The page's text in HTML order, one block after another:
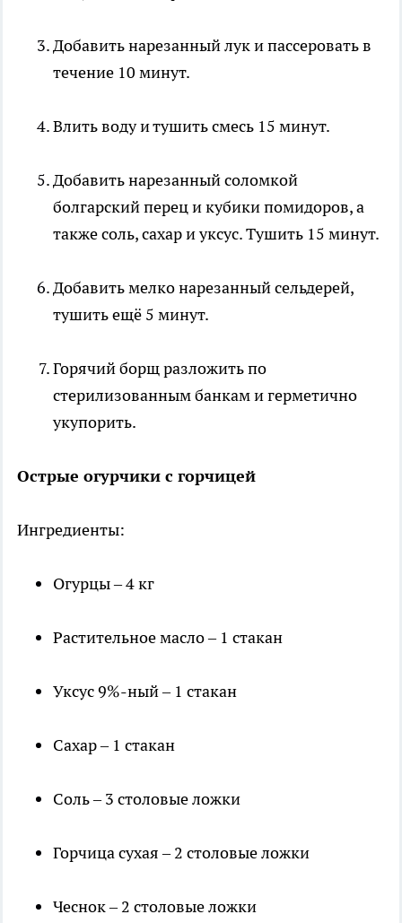
Добавить нарезанный лук и пассеровать в
течение 10 минут.
Влить воду и тушить смесь 15 минут.
Добавить нарезанный соломкой
болгарский перец и кубики помидоров, а
также соль, сахар и уксус. Тушить 15 минут.
Добавить мелко нарезанный сельдерей,
тушить ещё 5 минут.
Горячий борщ разложить по
стерилизованным банкам и герметично
укупорить.
Острые огурчики с горчицей
Ингредиенты:
Огурцы – 4 кг
Растительное масло – 1 стакан
Уксус 9%-ный – 1 стакан
Сахар – 1 стакан
Соль – 3 столовые ложки
Горчица сухая – 2 столовые ложки
Чеснок – 2 столовые ложки